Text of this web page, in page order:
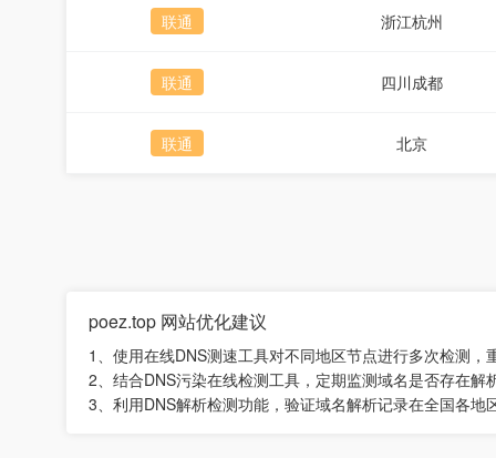
联通 浙江杭州
联通 四川成都
联通 北京
poez.top 网站优化建议
1、使用在线DNS测速工具对不同地区节点进行多次检测
2、结合DNS污染在线检测工具，定期监测域名是否存在
3、利用DNS解析检测功能，验证域名解析记录在全国各